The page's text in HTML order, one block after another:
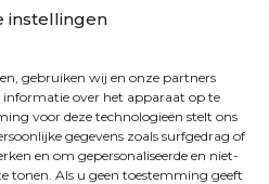
instellingen
gebruiken wij en onze partners
informatie over het apparaat op te
voor deze technologieën stelt ons
gegevens zoals surfgedrag of
en om gepersonaliseerde en niet-
tonen. Als u geen toestemming geeft